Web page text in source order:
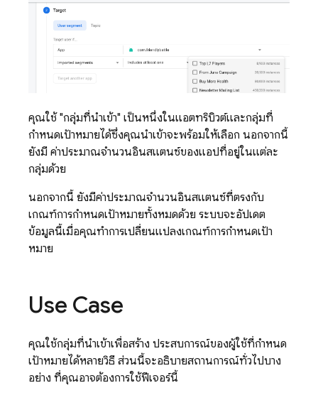
คุณใช้ "กลุ่มที่นำเข้า" เป็นหนึ่งในแอตทริบิวต์และกลุ่มที่
กำหนดเป้าหมายได้ซึ่งคุณนำเข้าจะพร้อมให้เลือก นอกจากนี้
ยังมี ค่าประมาณจำนวนอินสแตนซ์ของแอปที่อยู่ในแต่ละ
กลุ่มด้วย
นอกจากนี้ ยังมีค่าประมาณจำนวนอินสแตนซ์ที่ตรงกับ
เกณฑ์การกำหนดเป้าหมายทั้งหมดด้วย ระบบจะอัปเดต
ข้อมูลนี้เมื่อคุณทำการเปลี่ยนแปลงเกณฑ์การกำหนดเป้า
หมาย
Use Case
คุณใช้กลุ่มที่นำเข้าเพื่อสร้าง ประสบการณ์ของผู้ใช้ที่กำหนด
เป้าหมายได้หลายวิธี ส่วนนี้จะอธิบายสถานการณ์ทั่วไปบาง
อย่าง ที่คุณอาจต้องการใช้ฟีเจอร์นี้